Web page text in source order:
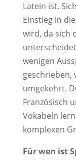
Latein ist.
Einstieg in
wird, da sich
wenigen
geschrieben,
umgekehrt.
Französisch
Vokabeln
komplexen
Für wen ist